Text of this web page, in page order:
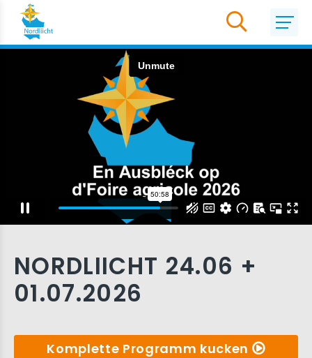
NORDLIICHT 24.06 +
01.07.2026
Komplette Programm kucken